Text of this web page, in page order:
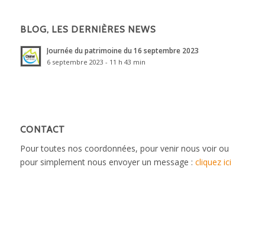
BLOG, LES DERNIÈRES NEWS
Journée du patrimoine du 16 septembre 2023
6 septembre 2023 - 11 h 43 min
CONTACT
Pour toutes nos coordonnées, pour venir nous voir ou
pour simplement nous envoyer un message : cliquez ici